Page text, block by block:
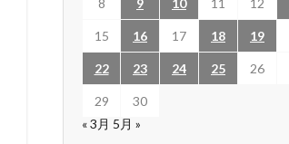
8 9 10 11 12
15 16 17 18 19
22 23 24 25 26
29
30
« 3月 5月 »